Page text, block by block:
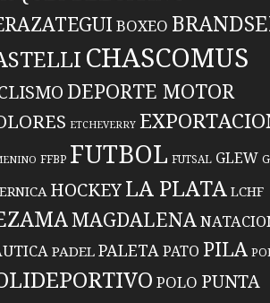
BOXEO
CHASCOMUS
DEPORTE MOTOR
ETCHEVERRY
FFBP FUTBOL FUTSAL GLEW
HOCKEYLA PLATA LCHF
MAGDALENA
PADEL PALETA PATO PILA
POLO PUNTA